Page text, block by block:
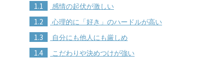
1.1 感情の起伏が激しい
1.2 心理的に「好き」のハードルが高い
1.3 自分にも他人にも厳しめ
1.4 こだわりや決めつけが強い